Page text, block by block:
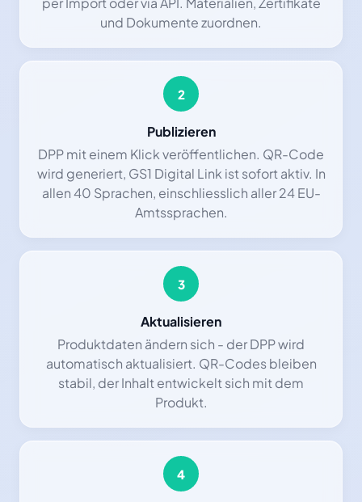
und Dokumente zuordnen.
2
Publizieren
DPP mit einem Klick veröffentlichen. QR-Code
wird generiert, GS1 Digital Link ist sofort aktiv. In
allen 40 Sprachen, einschliesslich aller 24 EU-
Amtssprachen.
3
Aktualisieren
Produktdaten ändern sich - der DPP wird
automatisch aktualisiert. QR-Codes bleiben
stabil, der Inhalt entwickelt sich mit dem
Produkt.
4